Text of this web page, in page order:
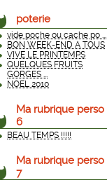
poterie
vide poche ou cache po ...
BON WEEK-END A TOUS
VIVE LE PRINTEMPS
QUELQUES FRUITS
GORGES ...
NOEL 2010
Ma rubrique perso
6
BEAU TEMPS !!!!!
Ma rubrique perso
7